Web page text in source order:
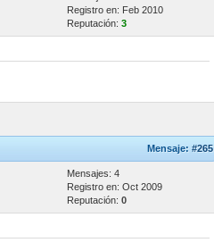
Registro en: Feb 2010
Reputación: 3
Mensaje: #265
Mensajes: 4
Registro en: Oct 2009
Reputación: 0